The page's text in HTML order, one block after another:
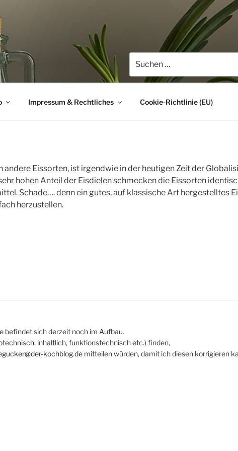
nach:
Impressum & Rechtliches Cookie-Richtlinie (EU)
andere Eissorten, ist irgendwie in der heutigen Zeit der
hohen Anteil der Eisdielen schmecken die Eissorten
Schade…. denn ein gutes, auf klassische Art hergestelltes
herzustellen.
befindet sich derzeit noch im Aufbau.
inhaltlich, funktionstechnisch etc.) finden,
kochblog.de mitteilen würden, damit ich diesen korrigieren